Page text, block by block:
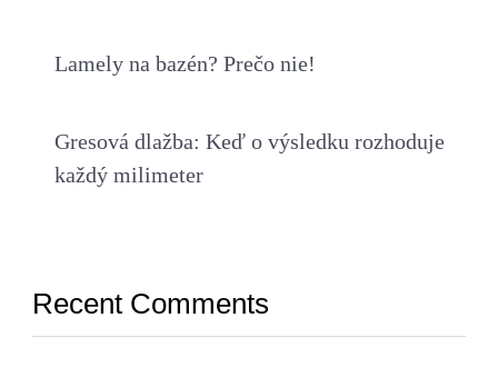
Lamely na bazén? Prečo nie!
Gresová dlažba: Keď o výsledku rozhoduje
každý milimeter
Recent Comments